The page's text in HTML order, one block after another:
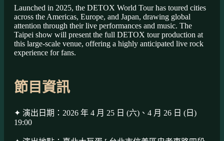
Launched in 2025, the DETOX World Tour has toured cities
across the Americas, Europe, and Japan, drawing global
attention through their live performances and music. The
Taipei show will present the full DETOX tour production at
this large-scale venue, offering a highly anticipated live rock
experience for fans.
節目資訊
✦ 演出日期：2026 年 4 月 25 日 (六)、4 月 26 日 (日)
19:00